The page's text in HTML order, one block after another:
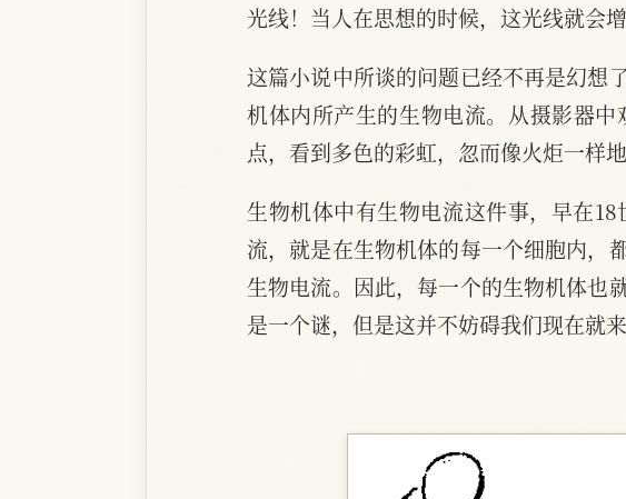
光线！当人在思想的时候，这光线就会
这篇小说中所谈的问题已经不再是幻想
机体内所产生的生物电流。从摄影器
点，看到多色的彩虹，忽而像火炬一样
生物机体中有生物电流这件事，早在
流，就是在生物机体的每一个细胞内，
生物电流。因此，每一个的生物机体也
是一个谜，但是这并不妨碍我们现在就